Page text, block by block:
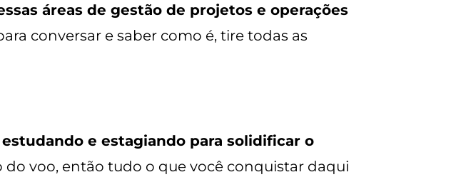
áreas de gestão de projetos e operações
conversar e saber como é, tire todas as
e estagiando para solidificar o
do voo, então tudo o que você conquistar daqui